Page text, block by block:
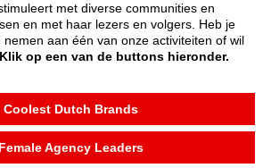
met diverse communities en
en met haar lezers en volgers. Heb je
aan één van onze activiteiten of wil
Klik op een van de buttons hieronder.
Coolest Dutch Brands
Female Agency Leaders